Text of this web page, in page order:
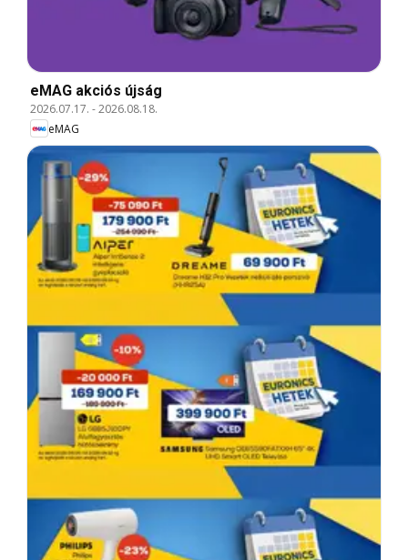
eMAG akciós újság
2026.07.17. -2026.08.18.
eMAG